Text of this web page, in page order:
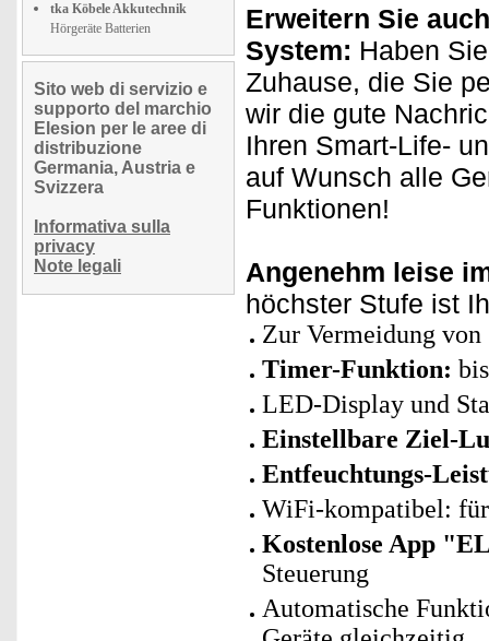
tka Köbele Akkutechnik
Hörgeräte Batterien
Sito web di servizio e
supporto del marchio
Elesion per le aree di
distribuzione
Germania, Austria e
Svizzera
Informativa sulla
privacy
Note legali
Erweitern Sie
System: Haben
Zuhause, die Sie
wir die gute
Ihren Smart-Life-
auf Wunsch alle
Funktionen!
Angenehm leise
höchster Stufe ist
Zur Vermeidung
Timer-Funktion:
LED-Display und
Einstellbare Ziel-
Entfeuchtungs-
WiFi-kompatibel:
Kostenlose App
Steuerung
Automatische